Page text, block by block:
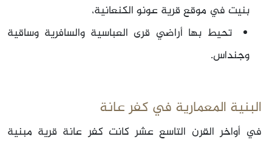
بنيت في موقع قرية عونو الكنعانية،
تحيط بها أراضي قرى العباسية والسافرية وساقية
وجنداس.
البنية المعمارية في كفر عانة
في أواخر القرن التاسع عشر كانت كفر عانة قرية مبنية